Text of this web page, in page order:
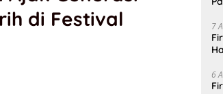
di Festival
7
6